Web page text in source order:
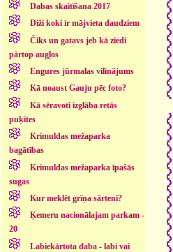
Dabas skaitīšana 2017
Diži koki ir mājvieta daudziem
Čiks un gatavs jeb kā ziedi
pārtop augļos
Engures jūrmalas vilinājums
Kā noaust Gauju pēc foto?
Kā sēravoti izglāba retās
puķītes
Krimuldas mežaparka
bagātības
Krimuldas mežaparka īpašās
sugas
Kur meklēt grīņa sārteni?
Ķemeru nacionālajam parkam -
20
Labiekārtota daba - labi vai